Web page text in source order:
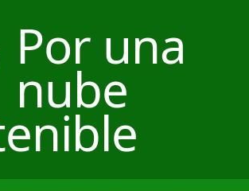
Por una
nube